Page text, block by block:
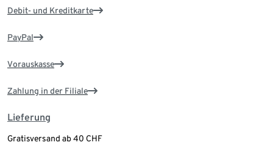
Debit- und Kreditkarte
PayPal
Vorauskasse
Zahlung in der Filiale
Lieferung
Gratisversand ab 40 CHF